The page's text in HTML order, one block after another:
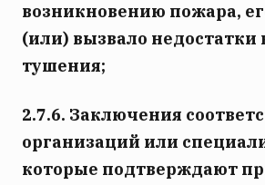
возникновению пожара,
(или) вызвало недостатки
тушения;
2.7.6. Заключения
организаций или
которые подтверждают